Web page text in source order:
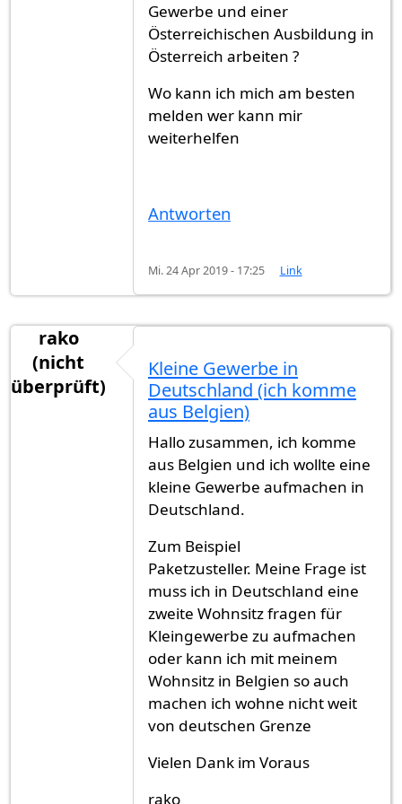
Gewerbe und einer
Österreichischen Ausbildung in
Österreich arbeiten ?
Wo kann ich mich am besten
melden wer kann mir
weiterhelfen
Antworten
Mi. 24 Apr 2019 - 17:25 Link
rako
(nicht
überprüft)
Kleine Gewerbe in
Deutschland (ich komme
aus Belgien)
Hallo zusammen, ich komme
aus Belgien und ich wollte eine
kleine Gewerbe aufmachen in
Deutschland.
Zum Beispiel
Paketzusteller. Meine Frage ist
muss ich in Deutschland eine
zweite Wohnsitz fragen für
Kleingewerbe zu aufmachen
oder kann ich mit meinem
Wohnsitz in Belgien so auch
machen ich wohne nicht weit
von deutschen Grenze
Vielen Dank im Voraus
rako